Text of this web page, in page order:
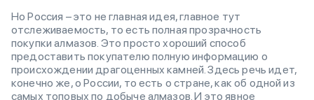
Но Россия – это не главная идея, главное тут
отслеживаемость, то есть полная прозрачность
покупки алмазов. Это просто хороший способ
предоставить покупателю полную информацию о
происхождении драгоценных камней. Здесь речь идет,
конечно же, о России, то есть о стране, как об одной из
самых топовых по добыче алмазов. И это явное